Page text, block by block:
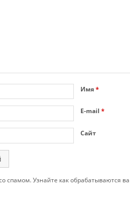
Имя*
E-mail *
Сайт
спамом. Узнайте как обрабатываются